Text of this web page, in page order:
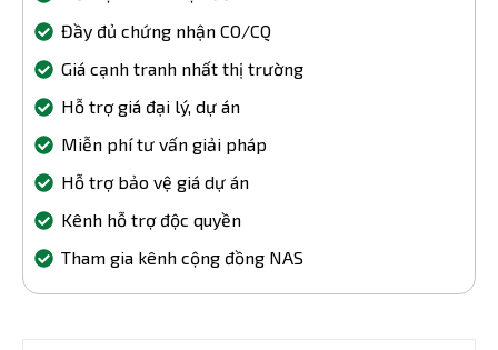
Đầy đủ chứng nhận CO/CQ
Giá cạnh tranh nhất thị trường
Hỗ trợ giá đại lý, dự án
Miễn phí tư vấn giải pháp
Hỗ trợ bảo vệ giá dự án
Kênh hỗ trợ độc quyền
Tham gia kênh cộng đồng NAS